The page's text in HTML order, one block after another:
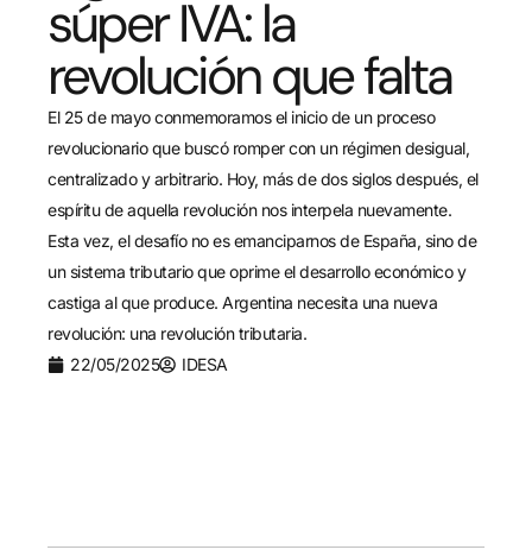
súper IVA: la
revolución que falta
El 25 de mayo conmemoramos el inicio de un proceso
revolucionario que buscó romper con un régimen desigual,
centralizado y arbitrario. Hoy, más de dos siglos después, el
espíritu de aquella revolución nos interpela nuevamente.
Esta vez, el desafío no es emanciparnos de España, sino de
un sistema tributario que oprime el desarrollo económico y
castiga al que produce. Argentina necesita una nueva
revolución: una revolución tributaria.
22/05/2025
IDESA